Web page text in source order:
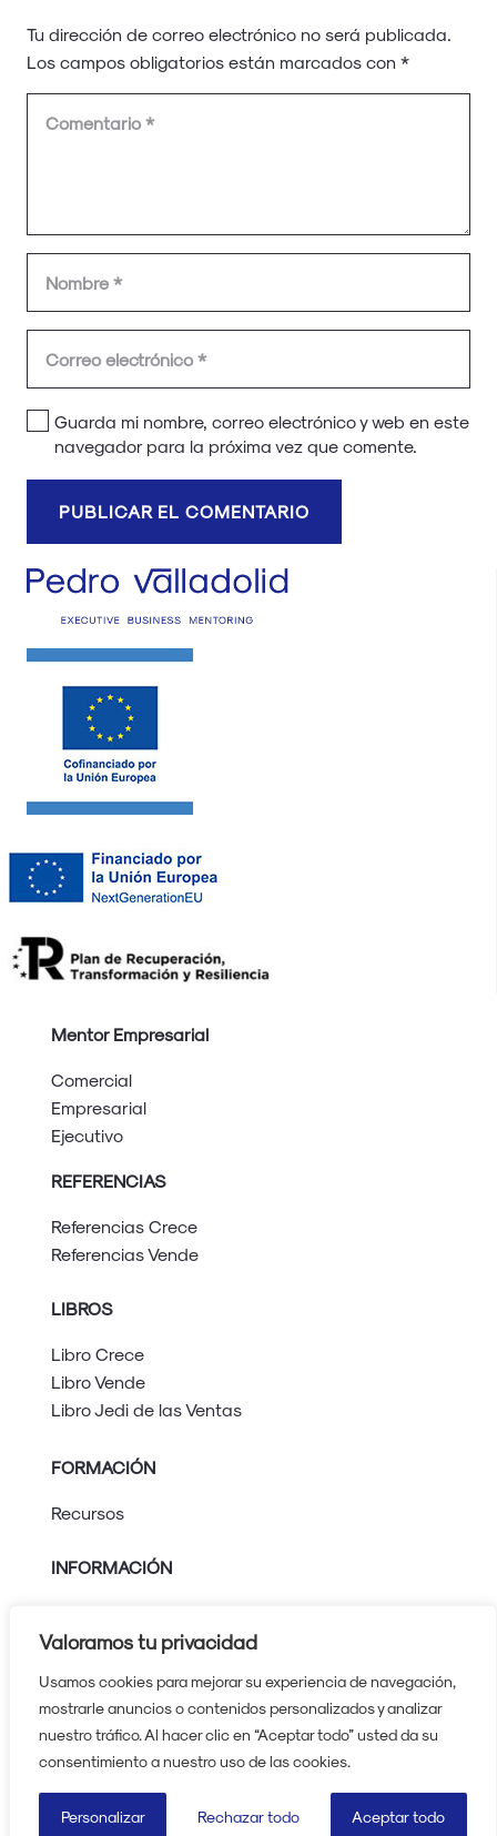
Valoramos tu privacidad
Usamos cookies para mejorar su experiencia de navegación,
mostrarle anuncios o contenidos personalizados y analizar
nuestro tráfico. Al hacer clic en “Aceptar todo” usted da su
consentimiento a nuestro uso de las cookies.
Personalizar Rechazar todo Aceptar todo
Tu dirección de correo electrónico no será publicada.
Los campos obligatorios están marcados con *
Guarda mi nombre, correo electrónico y web en este
navegador para la próxima vez que comente.
PUBLICAR EL COMENTARIO
Mentor Empresarial
Comercial
Empresarial
Ejecutivo
REFERENCIAS
Referencias Crece
Referencias Vende
LIBROS
Libro Crece
Libro Vende
Libro Jedi de las Ventas
FORMACIÓN
Recursos
INFORMACIÓN
Política de privacidad
Protocolo contra el acoso
630 224 739